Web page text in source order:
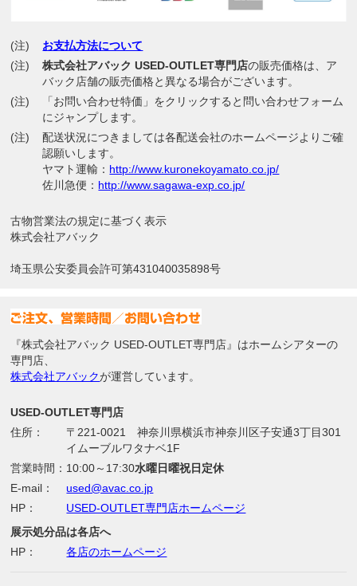
(注)
お支払方法について
(注)
株式会社アバック USED-OUTLET専門店の販売価格は、ア
バック店舗の販売価格と異なる場合がございます。
(注)
「お問い合わせ特価」をクリックすると問い合わせフォーム
にジャンプします。
(注)
配送状況につきましては各配送会社のホームページよりご確
認願いします。
ヤマト運輸： http://www.kuronekoyamato.co.jp/
佐川急便： http://www.sagawa-exp.co.jp/
古物営業法の規定に基づく表示
株式会社アバック
埼玉県公安委員会許可第431040035898号
『株式会社アバック USED-OUTLET専門店』はホームシアターの
専門店、
株式会社アバックが運営しています。
USED-OUTLET専門店
住所：
〒221-0021 神奈川県横浜市神奈川区子安通3丁目301
イムーブルワタナベ1F
営業時間： 10:00～17:30水曜日曜祝日定休
E-mail：
used@avac.co.jp
HP：
USED-OUTLET専門店ホームページ
展示処分品は各店へ
HP：
各店のホームページ